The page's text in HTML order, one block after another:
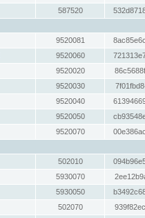
587520
9520081
9520060
9520020
9520030
9520040
9520050
9520070
502010
5930070
5930050
502070